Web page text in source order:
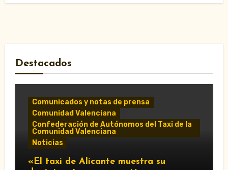
Destacados
Comunicados y notas de prensa
Comunidad Valenciana
Confederación de Autónomos del Taxi de la
Comunidad Valenciana
Noticias
«El taxi de Alicante muestra su